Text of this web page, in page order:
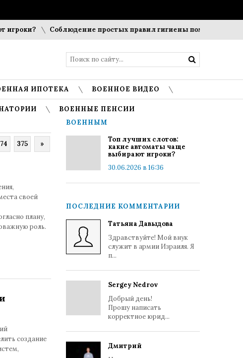
Соблюдение простых правил гигиены помогает
ИПОТЕКА ВОЕННОЕ ВИДЕО
ВОЕННЫЕ ПЕНСИИ
375 »
своей
плану,
роль.
создание
ВОЕННЫМ
Топ лучших слотов:
какие автоматы чаще
выбирают игроки?
30.06.2026 в 16:36
ПОСЛЕДНИЕ КОММЕНТАРИИ
Татьяна Давыдова
Здравствуйте! Мой внук
служит в армии Израиля. Я
п...
Sergey Nedrov
Добрый день!
Прошу написать
корректное юрид...
Дмитрий